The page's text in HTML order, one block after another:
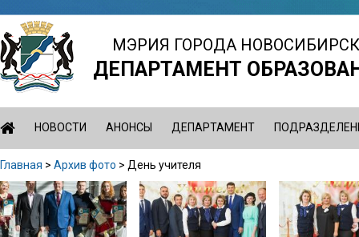
Jump
to
navigation
МЭРИЯ ГОРОДА
ДЕПАРТАМЕНТ
НОВОСТИ АНОНСЫ ДЕПАРТАМЕНТ
Вы
здесь
Главная > Архив фото > День учителя
Back
to
top